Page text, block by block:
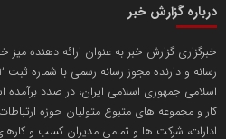
تریبون
انتشار گسترده محتوا در رسانه گزارش خبر
درباره گزارش خبر
خبرگزاری گزارش خبر به عنوان ارائه دهنده میز
اسلامی جمهوری اسلامی ایران، در صدد
کار و مجموعه های متبوع متولیان حوزه
ادارات، شرکت ها و تمامی مدیران کسب و